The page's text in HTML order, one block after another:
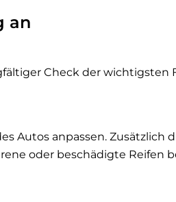
an
Check der wichtigsten
Autos anpassen. Zusätzlich
oder beschädigte Reifen